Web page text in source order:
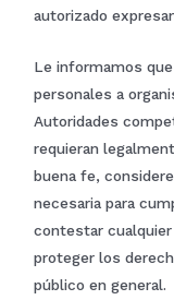
autorizado
Le informamos
personales a
Autoridades
requieran
buena fe,
necesaria para
contestar cualquier
proteger los
público en general.